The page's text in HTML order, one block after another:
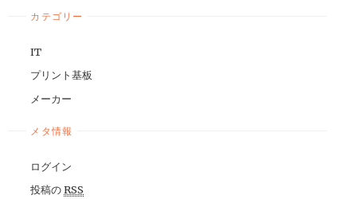
カテゴリー
IT
プリント基板
メーカー
メタ情報
ログイン
投稿のRSS